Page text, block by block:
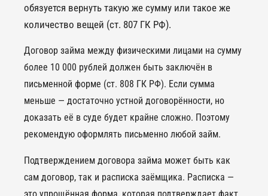
обязуется вернуть такую же сумму или такое же
количество вещей (ст. 807 ГК РФ).
Договор займа между физическими лицами на сумму
более 10 000 рублей должен быть заключён в
письменной форме (ст. 808 ГК РФ). Если сумма
меньше — достаточно устной договорённости, но
доказать её в суде будет крайне сложно. Поэтому
рекомендую оформлять письменно любой займ.
Подтверждением договора займа может быть как
сам договор, так и расписка заёмщика. Расписка —
это упрощённая форма, которая подтверждает факт